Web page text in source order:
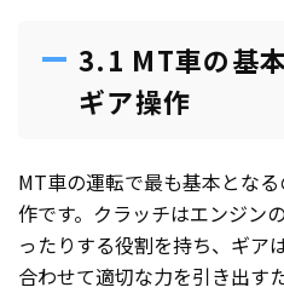
3.1 MT車の基
ギア操作
MT車の運転で最も基本とな
作です。クラッチはエンジン
ったりする役割を持ち、ギア
合わせて適切な力を引き出す